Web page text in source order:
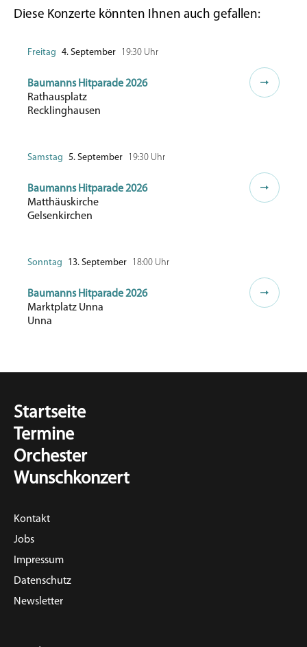
Diese Konzerte könnten Ihnen auch gefallen:
Freitag 4. September 19:30 Uhr
Baumanns Hitparade 2026
Rathausplatz
Recklinghausen
Samstag 5. September 19:30 Uhr
Baumanns Hitparade 2026
Matthäuskirche
Gelsenkirchen
Sonntag 13. September 18:00 Uhr
Baumanns Hitparade 2026
Marktplatz Unna
Unna
Startseite
Termine
Orchester
Wunschkonzert
Kontakt
Jobs
Impressum
Datenschutz
Newsletter